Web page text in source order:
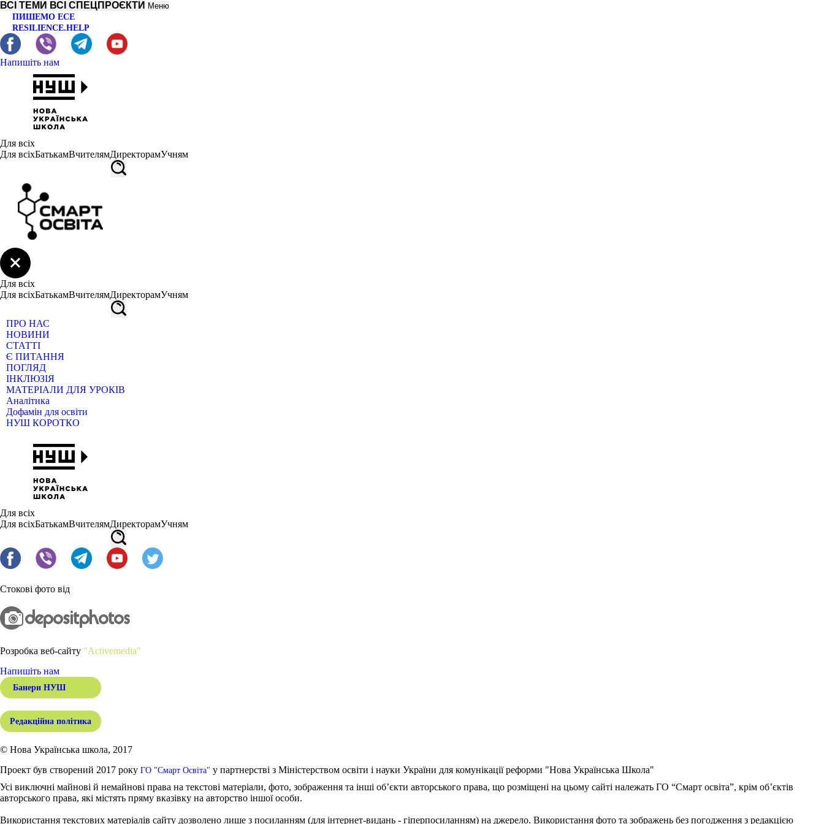
ВСІ ТЕМИ ВСІ СПЕЦПРОЄКТИ Меню
ПИШЕМО ЕСЕ
RESILIENCE.HELP
Напишіть нам
Для всіх
Для всіхБатькамВчителямДиректорамУчням
Для всіх
Для всіхБатькамВчителямДиректорамУчням
ПРО НАС
НОВИНИ
СТАТТІ
Є ПИТАННЯ
ПОГЛЯД
ІНКЛЮЗІЯ
МАТЕРІАЛИ ДЛЯ УРОКІВ
Аналітика
Дофамін для освіти
НУШ КОРОТКО
Для всіх
Для всіхБатькамВчителямДиректорамУчням
Стокові фото від
Розробка веб-сайту "Activemedia"
Напишіть нам
Банери НУШ
Редакційна політика
© Нова Українська школа, 2017
Проект був створений 2017 року ГО "Смарт Освіта" у партнерстві з Міністерством освіти і науки України для комунікації реформи "Нова Українська Школа"
Усі виключні майнові й немайнові права на текстові матеріали, фото, зображення та інші об’єкти авторського права, що розміщені на цьому сайті належать ГО “Смарт освіта”, крім об’єктів
авторського права, які містять пряму вказівку на авторство іншої особи.
Використання текстових матеріалів сайту дозволено лише з посиланням (для інтернет-видань - гіперпосиланням) на джерело. Використання фото та зображень без погодження з редакцією